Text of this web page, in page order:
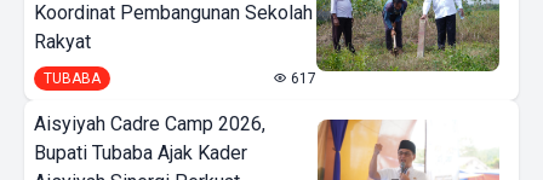
Koordinat Pembangunan Sekolah
Rakyat
TUBABA 617
Aisyiyah Cadre Camp 2026,
Bupati Tubaba Ajak Kader